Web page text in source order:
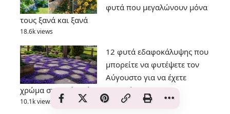
φυτά που μεγαλώνουν μόνα
τους ξανά και ξανά
18.6k views
12 φυτά εδαφοκάλυψης που
μπορείτε να φυτέψετε τον
Αύγουστο για να έχετε
χρώμα στον κήπο όλο το φθινόπωρο
10.1k views